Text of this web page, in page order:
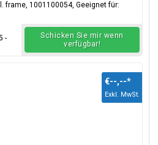
frame, 1001100054, Geeignet für:
-
Schicken Sie mir wenn
verfügbar!
€--,--*
Exkl. MwSt.